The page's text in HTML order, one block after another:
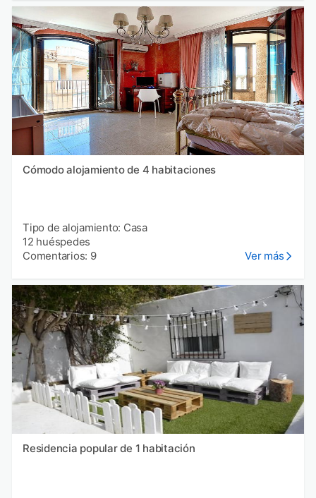
Cómodo alojamiento de 4 habitaciones
Tipo de alojamiento: Casa
12 huéspedes
Comentarios: 9
Ver más
Residencia popular de 1 habitación